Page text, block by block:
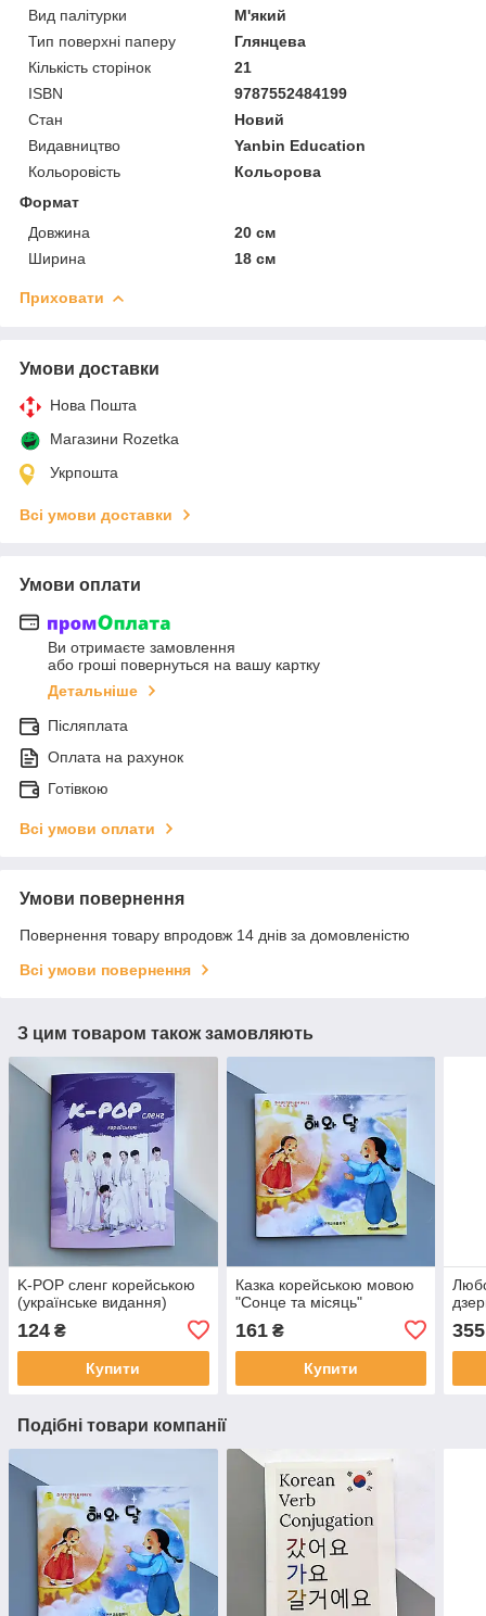
Вид палітурки
М'який
Тип поверхні паперу
Глянцева
Кількість сторінок
21
ISBN
9787552484199
Стан
Новий
Видавництво
Yanbin Education
Кольоровість
Кольорова
Формат
Довжина
20 см
Ширина
18 см
Приховати
Умови доставки
Нова Пошта
Магазини Rozetka
Укрпошта
Всі умови доставки
Умови оплати
Ви отримаєте замовлення
або гроші повернуться на вашу картку
Детальніше
Післяплата
Оплата на рахунок
Готівкою
Всі умови оплати
Умови повернення
Повернення товару впродовж 14 днів за домовленістю
Всі умови повернення
З цим товаром також замовляють
K-POP сленг корейською
(українське видання)
124 ₴
Купити
Казка корейською мовою
"Сонце та місяць"
161₴
Купити
355
Подібні товари компанії